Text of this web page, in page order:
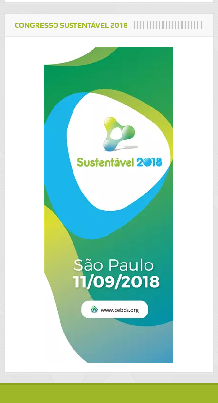
CONGRESSO SUSTENTÁVEL 2018